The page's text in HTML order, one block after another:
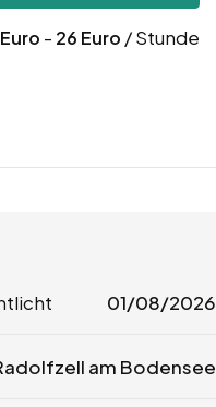
Euro - 26 Euro / Stunde
01/08/2026
am Bodensee